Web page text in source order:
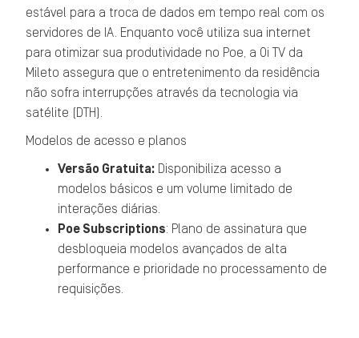
estável para a troca de dados em tempo real com os
servidores de IA. Enquanto você utiliza sua internet
para otimizar sua produtividade no Poe, a Oi TV da
Mileto assegura que o entretenimento da residência
não sofra interrupções através da tecnologia via
satélite (DTH).
Modelos de acesso e planos
Versão Gratuita: Disponibiliza acesso a
modelos básicos e um volume limitado de
interações diárias.
Poe Subscriptions: Plano de assinatura que
desbloqueia modelos avançados de alta
performance e prioridade no processamento de
requisições.